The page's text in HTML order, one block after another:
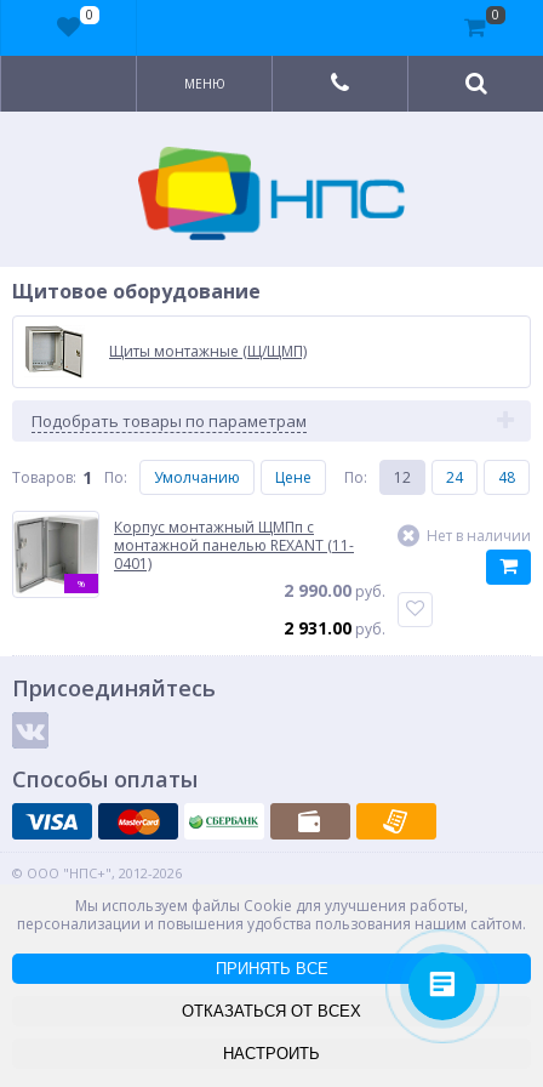
МЕНЮ
Щитовое оборудование
Щиты монтажные (Щ/ЩМП)
Подобрать товары по параметрам
Товаров: 1 По: Умолчанию Цене По: 12 24 48
%
Корпус монтажный ЩМПп с
монтажной панелью REXANT (11-
0401)
2 990.00 руб.
2 931.00 руб.
Нет в наличии
Мы используем файлы Cookie для улучшения работы,
персонализации и повышения удобства пользования нашим сайтом.
ПРИНЯТЬ ВСЕ
ОТКАЗАТЬСЯ ОТ ВСЕХ
НАСТРОИТЬ
Присоединяйтесь
Способы оплаты
© ООО "НПС+", 2012-2026
Карта сайта
0 0
-->